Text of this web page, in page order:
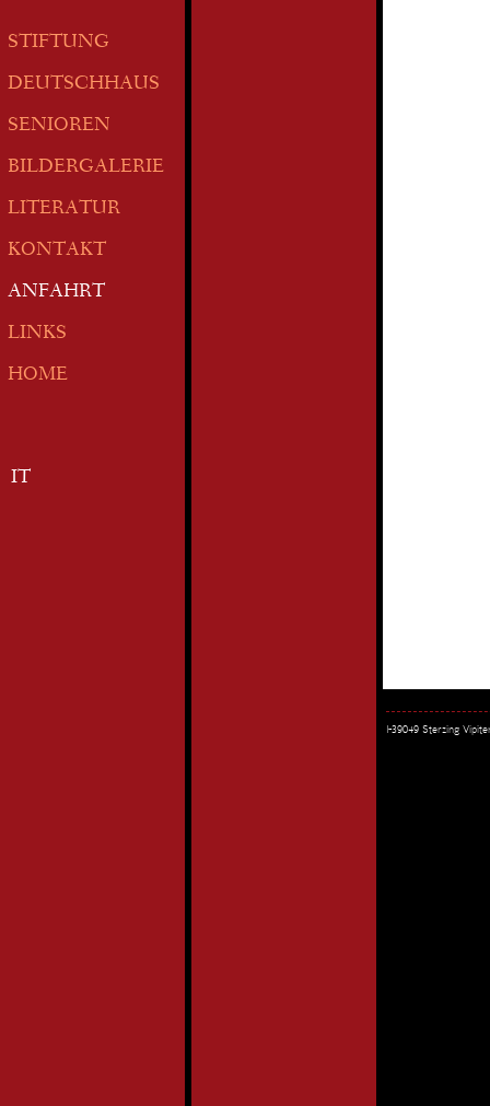
STIFTUNG
DEUTSCHHAUS
SENIOREN
BILDERGALERIE
LITERATUR
KONTAKT
ANFAHRT
LINKS
HOME
IT
I-39049 Sterzing